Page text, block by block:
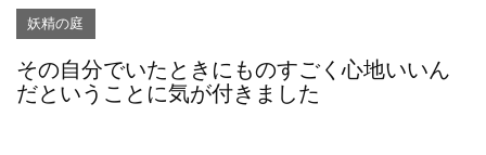
妖精の庭
その自分でいたときにものすごく心地いいん
だということに気が付きました